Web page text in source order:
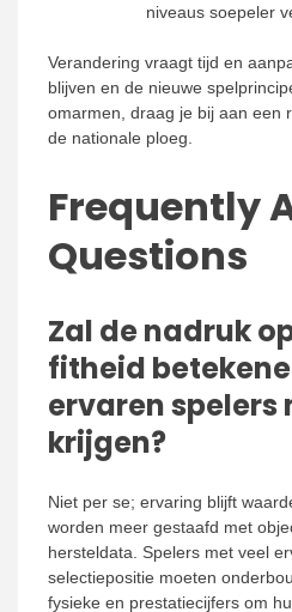
niveaus soepeler
Verandering vraagt tijd en
blijven en de nieuwe
omarmen, draag je bij aan een
de nationale ploeg.
Frequently
Questions
Zal de nadruk
fitheid
ervaren spelers
krijgen?
Niet per se; ervaring blijft
worden meer gestaafd met
hersteldata. Spelers met veel
selectiepositie moeten
fysieke en prestatiecijfers om